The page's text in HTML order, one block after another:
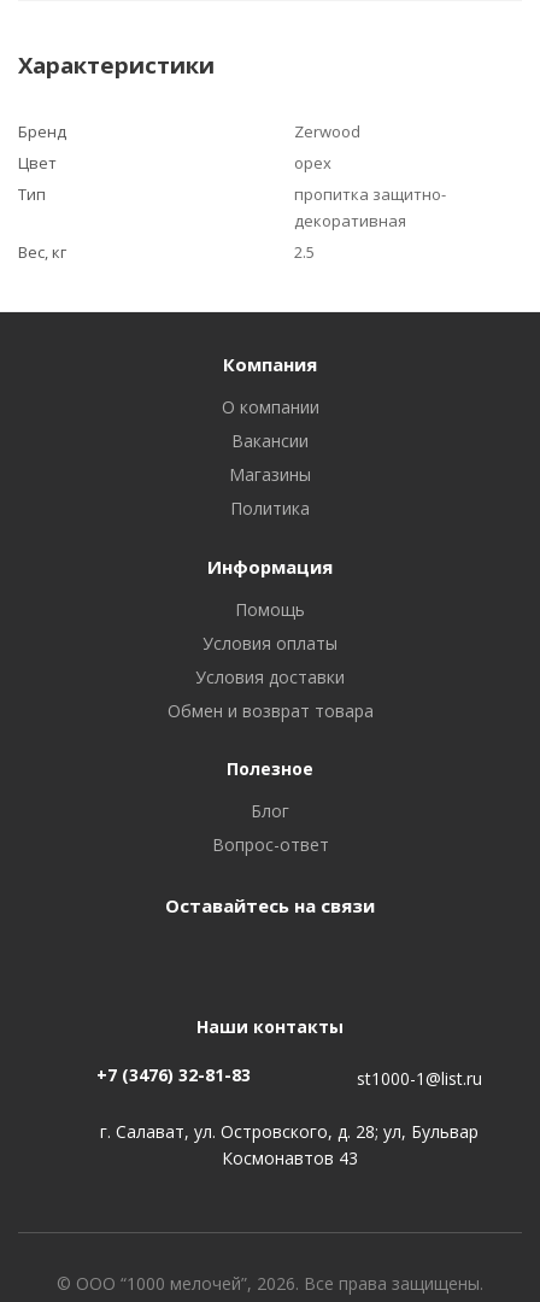
Характеристики
Бренд
Zerwood
Цвет
орех
Тип
пропитка защитно-
декоративная
Вес, кг
2.5
Компания
О компании
Вакансии
Магазины
Политика
Информация
Помощь
Условия оплаты
Условия доставки
Обмен и возврат товара
Полезное
Блог
Вопрос-ответ
Оставайтесь на связи
Наши контакты
+7 (3476) 32-81-83 st1000-1@list.ru
г. Салават, ул. Островского, д. 28; ул, Бульвар
Космонавтов 43
© ООО “1000 мелочей”, 2026. Все права защищены.